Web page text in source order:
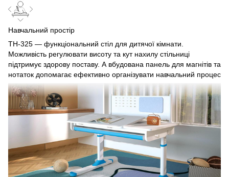
Навчальний простір
TH-325 — функціональний стіл для дитячої кімнати.
Можливість регулювати висоту та кут нахилу стільниці
підтримує здорову поставу. А вбудована панель для магнітів та
нотаток допомагає ефективно організувати навчальний процес